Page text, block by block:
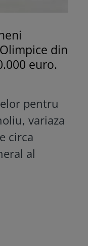
din
euro.
pentru
variaza
circa
al